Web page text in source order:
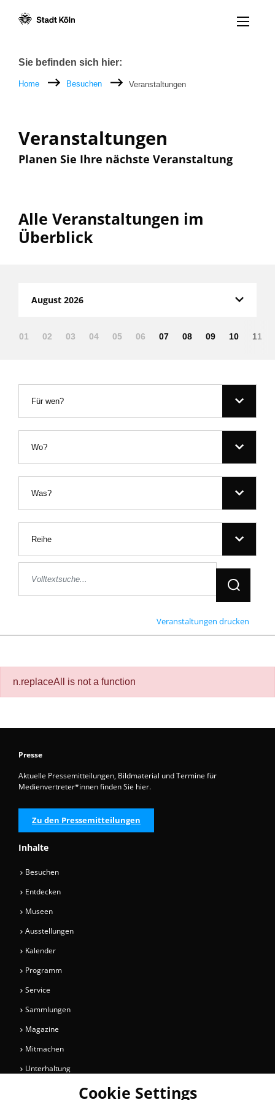
Menü
Breadcrumb
Sie befinden sich hier:
Home Besuchen Veranstaltungen
Veranstaltungen
Planen Sie Ihre nächste Veranstaltung
Alle Veranstaltungen im
Überblick
August 2026
01 02 03 04 05 06 07 08 09 10 11
Für wen?
Wo?
Was?
Reihe
Jetzt
Veranstaltungen drucken
n.replaceAll is not a function
Presse
Aktuelle Pressemitteilungen, Bildmaterial und Termine für
Medienvertreter*innen finden Sie hier.
Zu den Pressemitteilungen
Inhalte
Besuchen
Entdecken
Museen
Ausstellungen
Kalender
Programm
Service
Sammlungen
Magazine
Mitmachen
Unterhaltung
Cookie Settings